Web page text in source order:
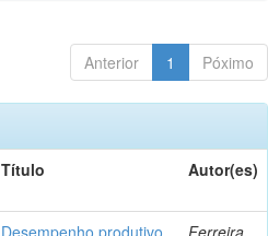
Anterior 1 Póximo
Título Autor(es)
Desempenho produtivo
Ferreira,